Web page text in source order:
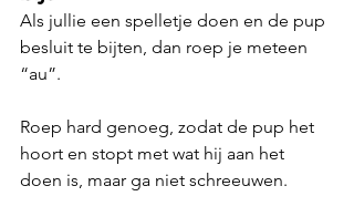
Als jullie een spelletje doen en de pup
besluit te bijten, dan roep je meteen
“au”.
Roep hard genoeg, zodat de pup het
hoort en stopt met wat hij aan het
doen is, maar ga niet schreeuwen.